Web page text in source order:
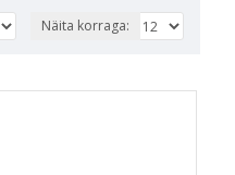
Näita korraga: